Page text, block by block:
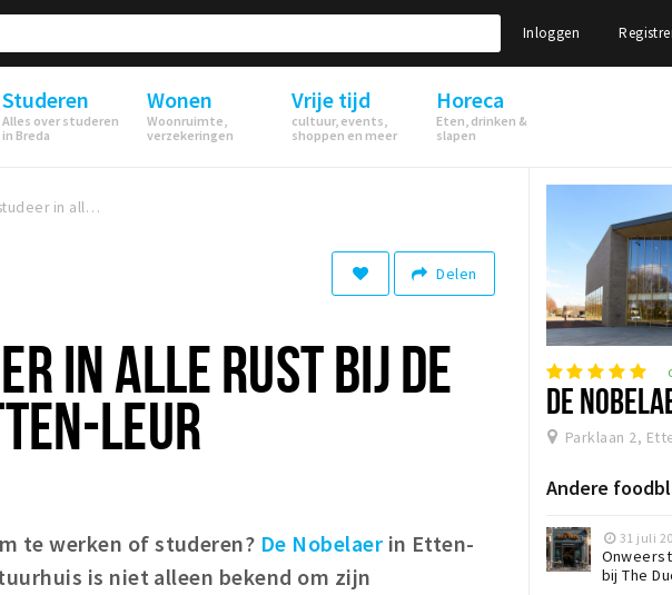
Inloggen
Studeren
Alles over studeren
in Breda
Wonen
Woonruimte,
verzekeringen
Vrije tijd
cultuur, events,
shoppen en meer
Horeca
Eten, drinken &
slapen
Werk of studeer in alle rust bij De Nobelaer in Etten-Leur
Delen
IN ALLE RUST BIJ DE
LEUR
te werken of studeren? De Nobelaer in Etten-
is niet alleen bekend om zijn
DE
Parklaan 2,
Andere
31 juli
bij The